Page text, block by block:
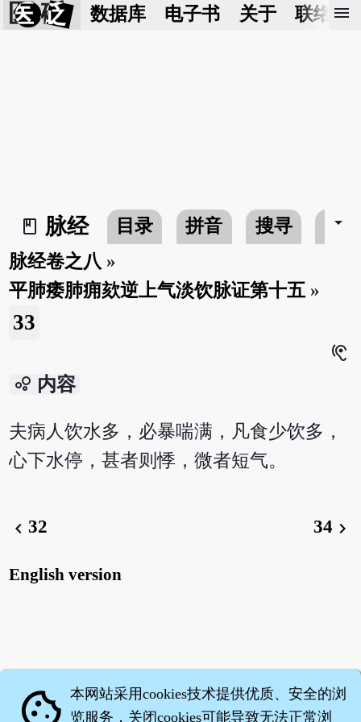
医 砭 数据库 电子书 关于 联络我
menu
book_2
脉经 目录 拼音 搜寻 书介
arrow_drop_down
脉经卷之八 »
平肺痿肺痈欬逆上气淡饮脉证第十五 »
33
hearing
bubble_chart 内容
夫病人饮水多，必暴喘满，凡食少饮多，
心下水停，甚者则悸，微者短气。
chevron_left32 34 chevron_right
English version
cookie 本网站采用cookies技术提供优质、安全的浏
览服务，关闭cookies可能导致无法正常浏